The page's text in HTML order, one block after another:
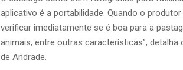
aplicativo é a portabilidade. Quando o
verificar imediatamente se é boa para a
animais, entre outras características”,
de Andrade.